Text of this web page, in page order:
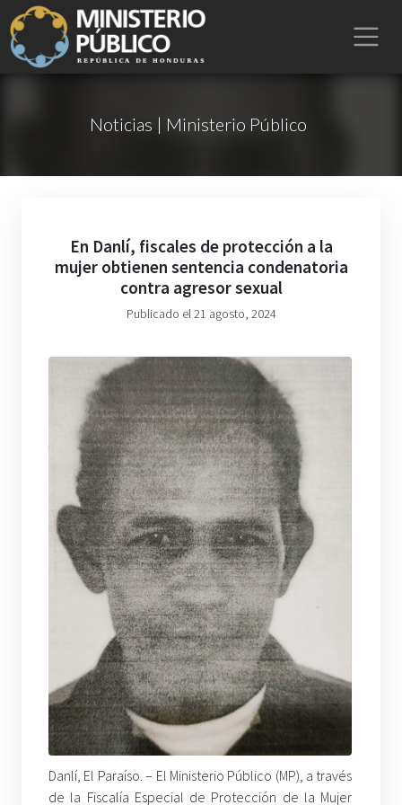
Noticias | Ministerio Público
En Danlí, fiscales de protección a la
mujer obtienen sentencia condenatoria
contra agresor sexual
Publicado el 21 agosto, 2024
Danlí, El Paraíso. – El Ministerio Público (MP), a través
de la Fiscalía Especial de Protección de la Mujer